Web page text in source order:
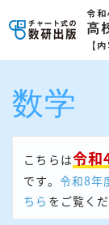
令
高
【
数学
こちらは令和
です。 令和8年
ちら をご覧くだ